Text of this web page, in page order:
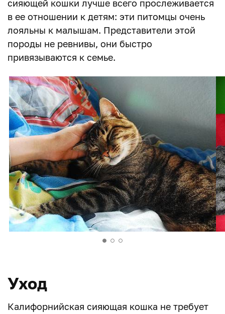
сияющей кошки лучше всего прослеживается
в ее отношении к детям: эти питомцы очень
лояльны к малышам. Представители этой
породы не ревнивы, они быстро
привязываются к семье.
Уход
Калифорнийская сияющая кошка не требует